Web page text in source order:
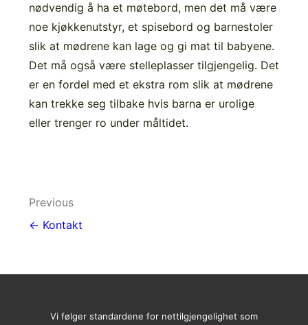
nødvendig å ha et møtebord, men det må være
noe kjøkkenutstyr, et spisebord og barnestoler
slik at mødrene kan lage og gi mat til babyene.
Det må også være stelleplasser tilgjengelig. Det
er en fordel med et ekstra rom slik at mødrene
kan trekke seg tilbake hvis barna er urolige
eller trenger ro under måltidet.
Post
navigation
Previous
← Kontakt
Vi følger standardene for nettilgjengelighet som